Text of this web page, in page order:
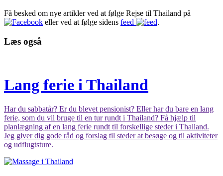
Få besked om nye artikler ved at følge Rejse til Thailand på
eller ved at følge sidens feed .
Læs også
Lang ferie i Thailand
Har du sabbatår? Er du blevet pensionist? Eller har du bare en lang
ferie, som du vil bruge til en tur rundt i Thailand? Få hjælp til
planlægning af en lang ferie rundt til forskellige steder i Thailand.
Jeg giver dig gode råd og forslag til steder at besøge og til aktiviteter
og udflugtsture.